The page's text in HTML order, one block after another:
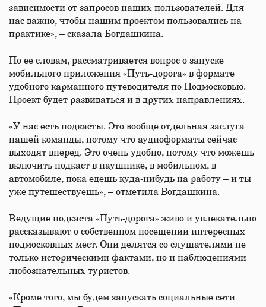
зависимости от запросов наших пользователей. Для
нас важно, чтобы нашим проектом пользовались на
практике», – сказала Богдашкина.
По ее словам, рассматривается вопрос о запуске
мобильного приложения «Путь-дорога» в формате
удобного карманного путеводителя по Подмосковью.
Проект будет развиваться и в других направлениях.
«У нас есть подкасты. Это вообще отдельная заслуга
нашей команды, потому что аудиоформаты сейчас
выходят вперед. Это очень удобно, потому что можешь
включить подкаст в наушнике, в мобильном, в
автомобиле, пока едешь куда-нибудь на работу – и ты
уже путешествуешь», – отметила Богдашкина.
Ведущие подкаста «Путь-дорога» живо и увлекательно
рассказывают о собственном посещении интересных
подмосковных мест. Они делятся со слушателями не
только историческими фактами, но и наблюдениями
любознательных туристов.
«Кроме того, мы будем запускать социальные сети